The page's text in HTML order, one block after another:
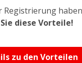
diese Vorteile!
zu den Vorteilen